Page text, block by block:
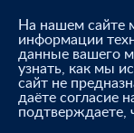
На нашем сайте
информации
данные вашего
узнать, как мы
сайт не
даёте согласие
подтверждаете,